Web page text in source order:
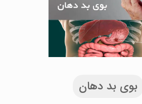
بوی بد دهان